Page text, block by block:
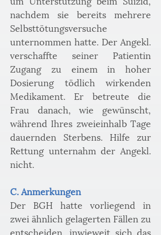
nachdem sie bereits mehrere
Selbsttötungsversuche
unternommen hatte. Der Angekl.
verschaffte seiner Patientin
Zugang zu einem in hoher
Dosierung tödlich wirkenden
Medikament. Er betreute die
Frau danach, wie gewünscht,
während Ihres zweieinhalb Tage
dauernden Sterbens. Hilfe zur
Rettung unternahm der Angekl.
nicht.
C. Anmerkungen
Der BGH hatte vorliegend in
zwei ähnlich gelagerten Fällen zu
entscheiden, inwieweit sich das